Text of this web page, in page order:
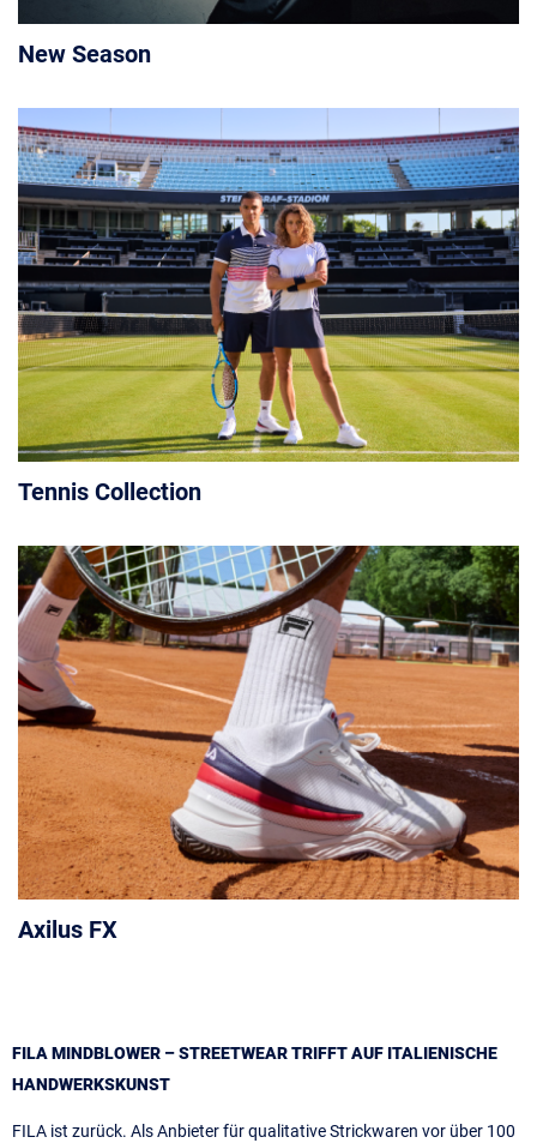
New Season
Tennis Collection
Axilus FX
FILA MINDBLOWER – STREETWEAR TRIFFT AUF ITALIENISCHE
HANDWERKSKUNST
FILA ist zurück. Als Anbieter für qualitative Strickwaren vor über 100